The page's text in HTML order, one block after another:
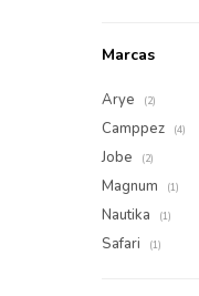
Marcas
Arye (2)
Camppez (4)
Jobe (2)
Magnum (1)
Nautika (1)
Safari (1)